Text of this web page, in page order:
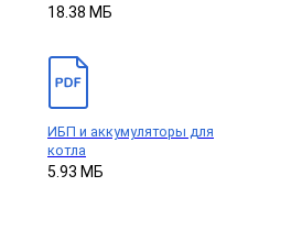
18.38 МБ
ИБП и аккумуляторы для
котла
5.93 МБ